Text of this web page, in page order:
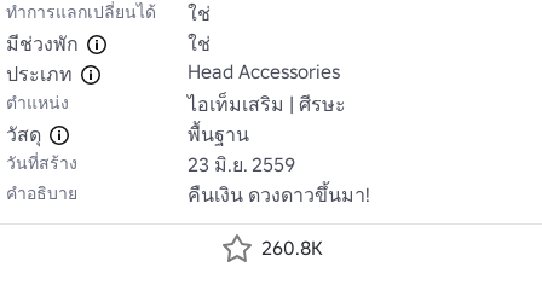
ทำการแลกเปลี่ยนได้
ใช่
มีช่วงพัก
ใช่
ประเภท
Head Accessories
ตำแหน่ง
ไอเท็มเสริม | ศีรษะ
วัสดุ
พื้นฐาน
วันที่สร้าง 23 มิ.ย. 2559
คำอธิบาย คืนเงิน ดวงดาวขึ้นมา!
260.8K